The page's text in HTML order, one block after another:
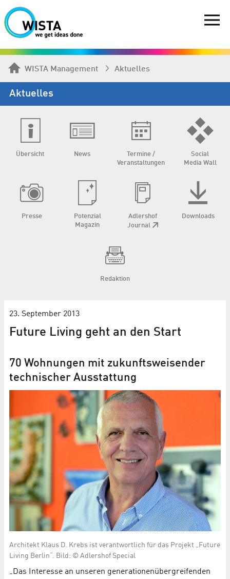
WISTA Management Aktuelles
Aktuelles
Übersicht News
Termine /
Veranstaltungen
Social
Media Wall
Presse
Potenzial
Magazin
Adlershof
Journal
Downloads
Redaktion
23. September 2013
Future Living geht an den Start
70 Wohnungen mit zukunftsweisender
technischer Ausstattung
Architekt Klaus D. Krebs ist verantwortlich für das Projekt „Future
Living Berlin“. Bild: © Adlershof Special
„Das Interesse an unseren generationenübergreifenden